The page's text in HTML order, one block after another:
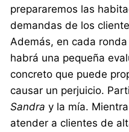
prepararemos las
demandas de los
Además, en cada
habrá una pequeña
concreto que puede
causar un perjuicio.
Sandra y la mía.
atender a clientes de